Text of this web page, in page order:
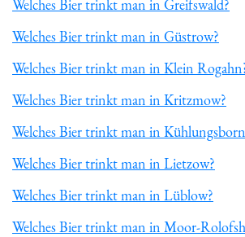
Welches Bier trinkt man in Greifswald?
Welches Bier trinkt man in Güstrow?
Welches Bier trinkt man in Klein
Welches Bier trinkt man in Kritzmow?
Welches Bier trinkt man in
Welches Bier trinkt man in Lietzow?
Welches Bier trinkt man in Lüblow?
Welches Bier trinkt man in Moor-